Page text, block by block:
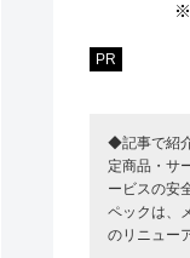
※
PR
◆記事で紹
定商品・サ
ービスの安
ペックは、
のリニュー